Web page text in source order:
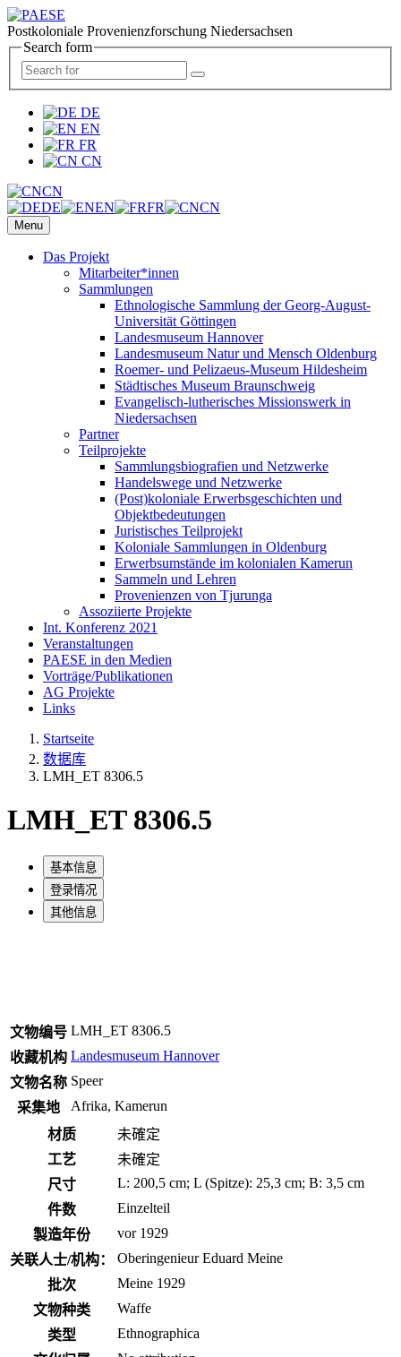
Postkoloniale Provenienzforschung Niedersachsen
Search form
DE
EN
FR
CN
CN
DE
EN FR CN
Menu
Das Projekt
Mitarbeiter*innen
Sammlungen
Ethnologische Sammlung der Georg-August-
Universität Göttingen
Landesmuseum Hannover
Landesmuseum Natur und Mensch Oldenburg
Roemer- und Pelizaeus-Museum Hildesheim
Städtisches Museum Braunschweig
Evangelisch-lutherisches Missionswerk in
Niedersachsen
Partner
Teilprojekte
Sammlungsbiografien und Netzwerke
Handelswege und Netzwerke
(Post)koloniale Erwerbsgeschichten und
Objektbedeutungen
Juristisches Teilprojekt
Koloniale Sammlungen in Oldenburg
Erwerbsumstände im kolonialen Kamerun
Sammeln und Lehren
Provenienzen von Tjurunga
Assoziierte Projekte
Int. Konferenz 2021
Veranstaltungen
PAESE in den Medien
Vorträge/Publikationen
AG Projekte
Links
Startseite
数据库
LMH_ET 8306.5
LMH_ET 8306.5
基本信息
登录情况
其他信息
文物编号 LMH_ET 8306.5
收藏机构 Landesmuseum Hannover
文物名称 Speer
采集地
Afrika, Kamerun
材质
未確定
工艺
未確定
尺寸
L: 200,5 cm; L (Spitze): 25,3 cm; B: 3,5 cm
件数
Einzelteil
製造年份
vor 1929
关联人士/机构：
Oberingenieur Eduard Meine
批次
Meine 1929
文物种类
Waffe
类型
Ethnographica